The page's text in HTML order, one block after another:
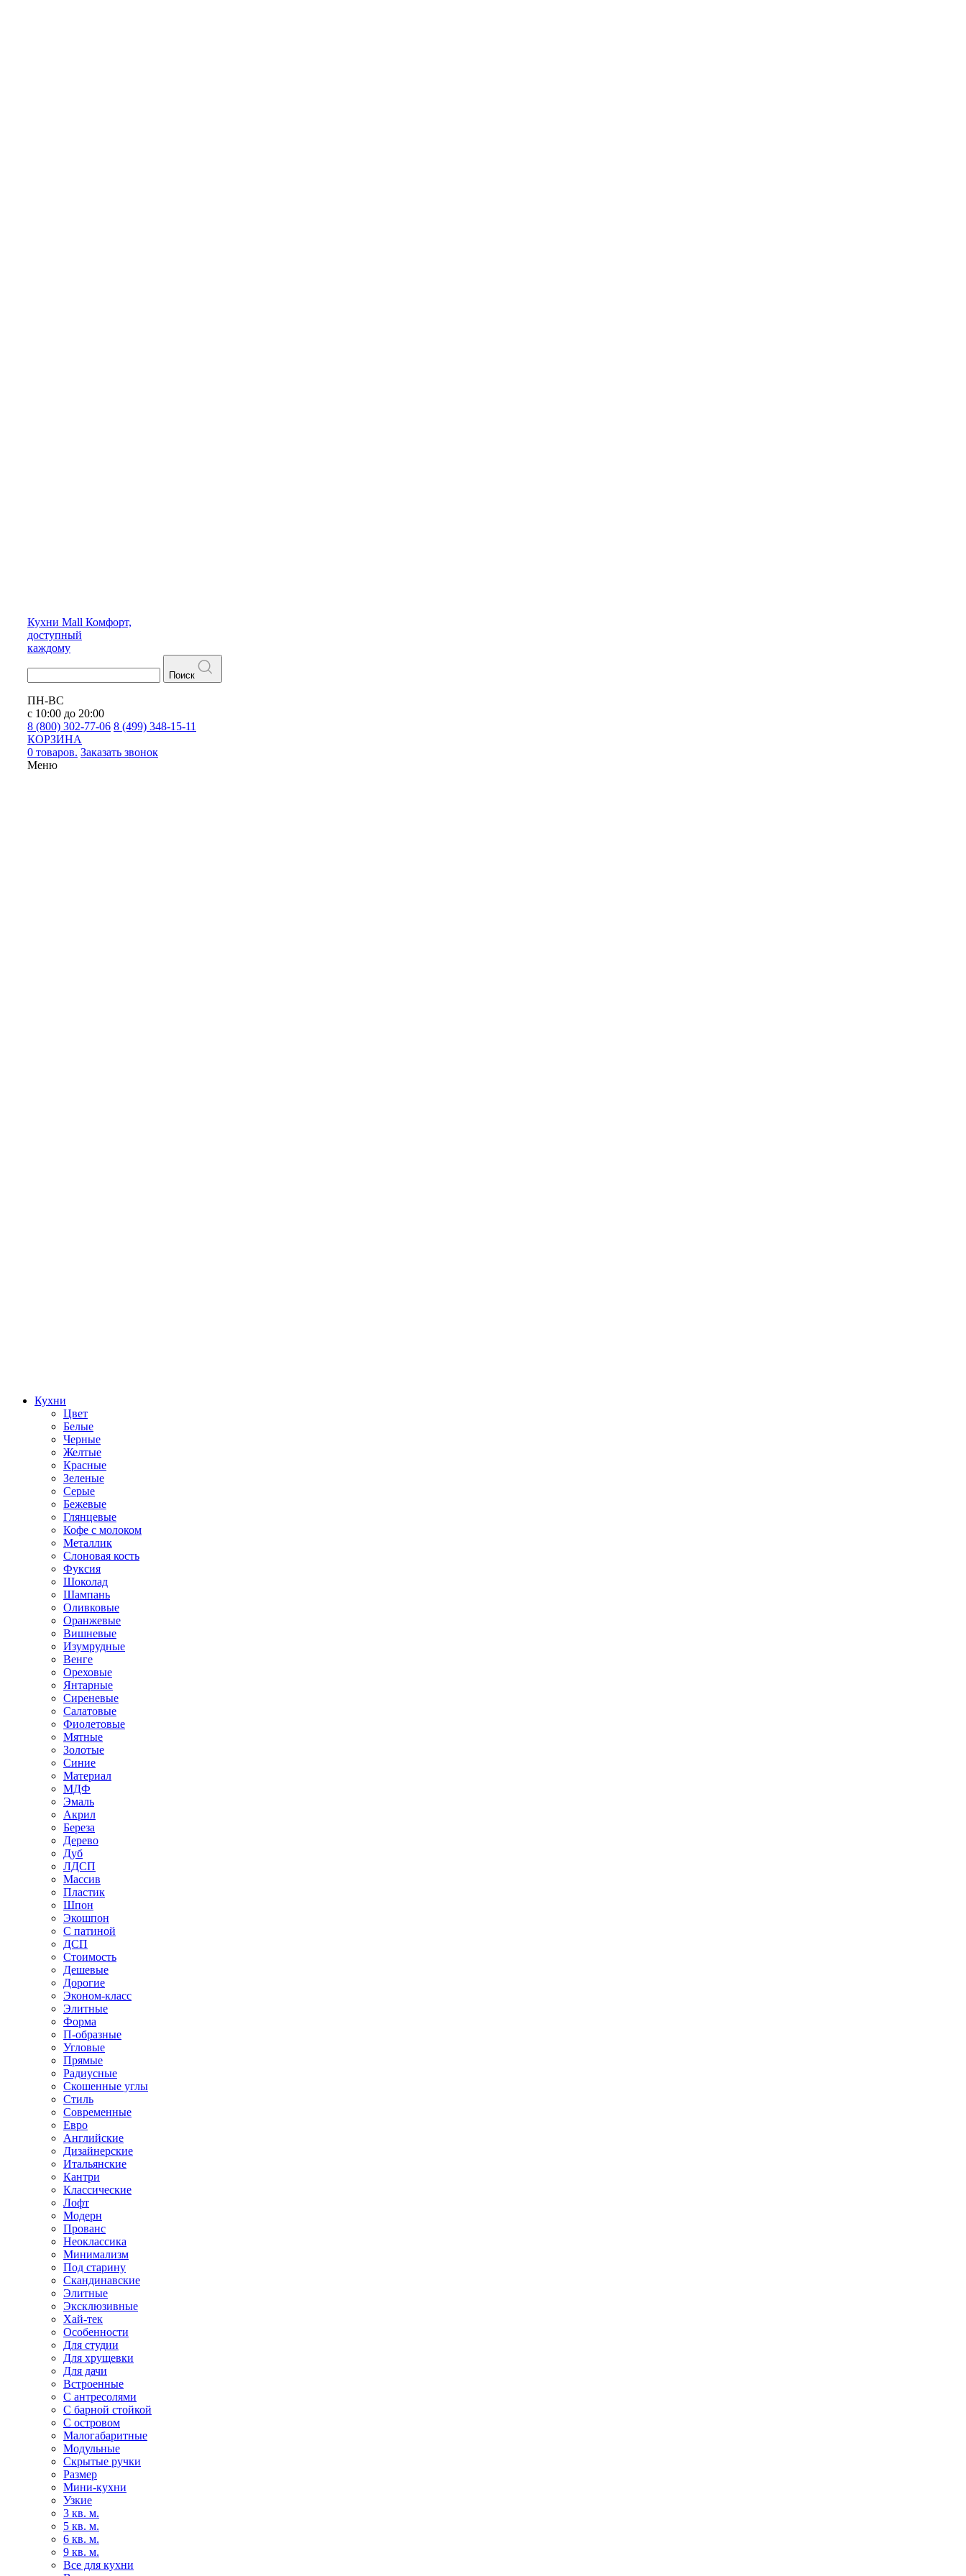
Кухни Mall Комфорт,
доступный
каждому
Поиск
ПН-ВС
с 10:00 до 20:00
8 (800) 302-77-06 8 (499) 348-15-11
КОРЗИНА
0 товаров. Заказать звонок
Меню
Кухни
Цвет
Белые
Черные
Желтые
Красные
Зеленые
Серые
Бежевые
Глянцевые
Кофе с молоком
Металлик
Слоновая кость
Фуксия
Шоколад
Шампань
Оливковые
Оранжевые
Вишневые
Изумрудные
Венге
Ореховые
Янтарные
Сиреневые
Салатовые
Фиолетовые
Мятные
Золотые
Синие
Материал
МДФ
Эмаль
Акрил
Береза
Дерево
Дуб
ЛДСП
Массив
Пластик
Шпон
Экошпон
С патиной
ДСП
Стоимость
Дешевые
Дорогие
Эконом-класс
Элитные
Форма
П-образные
Угловые
Прямые
Радиусные
Скошенные углы
Стиль
Современные
Евро
Английские
Дизайнерские
Итальянские
Кантри
Классические
Лофт
Модерн
Прованс
Неоклассика
Минимализм
Под старину
Скандинавские
Элитные
Эксклюзивные
Хай-тек
Особенности
Для студии
Для хрущевки
Для дачи
Встроенные
С антресолями
С барной стойкой
С островом
Малогабаритные
Модульные
Скрытые ручки
Размер
Мини-кухни
Узкие
3 кв. м.
5 кв. м.
6 кв. м.
9 кв. м.
Все для кухни